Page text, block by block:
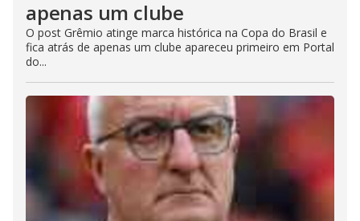
apenas um clube
O post Grêmio atinge marca histórica na Copa do Brasil e
fica atrás de apenas um clube apareceu primeiro em Portal
do...